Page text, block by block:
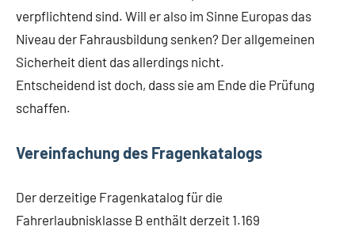
verpflichtend sind. Will er also im Sinne Europas das
Niveau der Fahrausbildung senken? Der allgemeinen
Sicherheit dient das allerdings nicht.
Entscheidend ist doch, dass sie am Ende die Prüfung
schaffen.
Vereinfachung des Fragenkatalogs
Der derzeitige Fragenkatalog für die
Fahrerlaubnisklasse B enthält derzeit 1.169